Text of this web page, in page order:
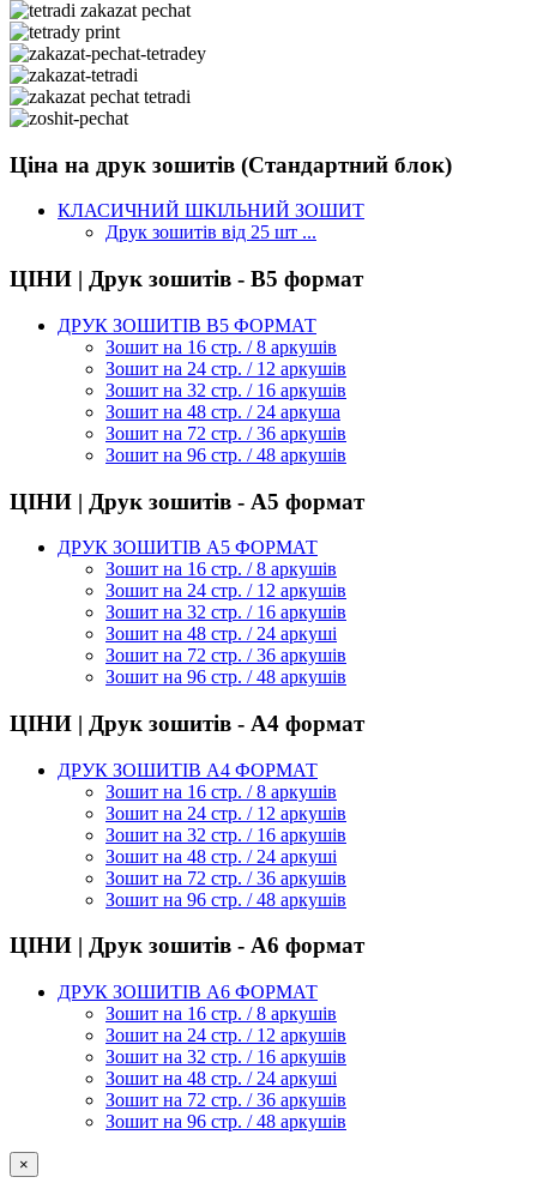
Ціна на друк зошитів (Стандартний блок)
КЛАСИЧНИЙ ШКІЛЬНИЙ ЗОШИТ
Друк зошитів від 25 шт ...
ЦІНИ | Друк зошитів - В5 формат
ДРУК ЗОШИТІВ В5 ФОРМАТ
Зошит на 16 стр. / 8 аркушів
Зошит на 24 стр. / 12 аркушів
Зошит на 32 стр. / 16 аркушів
Зошит на 48 стр. / 24 аркуша
Зошит на 72 стр. / 36 аркушів
Зошит на 96 стр. / 48 аркушів
ЦІНИ | Друк зошитів - А5 формат
ДРУК ЗОШИТІВ А5 ФОРМАТ
Зошит на 16 стр. / 8 аркушів
Зошит на 24 стр. / 12 аркушів
Зошит на 32 стр. / 16 аркушів
Зошит на 48 стр. / 24 аркуші
Зошит на 72 стр. / 36 аркушів
Зошит на 96 стр. / 48 аркушів
ЦІНИ | Друк зошитів - А4 формат
ДРУК ЗОШИТІВ А4 ФОРМАТ
Зошит на 16 стр. / 8 аркушів
Зошит на 24 стр. / 12 аркушів
Зошит на 32 стр. / 16 аркушів
Зошит на 48 стр. / 24 аркуші
Зошит на 72 стр. / 36 аркушів
Зошит на 96 стр. / 48 аркушів
ЦІНИ | Друк зошитів - А6 формат
ДРУК ЗОШИТІВ А6 ФОРМАТ
Зошит на 16 стр. / 8 аркушів
Зошит на 24 стр. / 12 аркушів
Зошит на 32 стр. / 16 аркушів
Зошит на 48 стр. / 24 аркуші
Зошит на 72 стр. / 36 аркушів
Зошит на 96 стр. / 48 аркушів
×